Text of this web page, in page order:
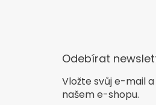
Odebírat
Vložte svůj e-mail
našem e-shopu.